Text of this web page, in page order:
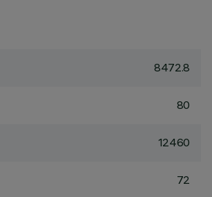
8472.8
80
12460
72